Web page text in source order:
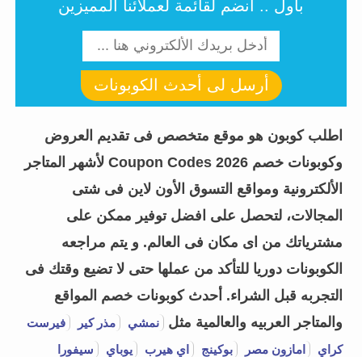
الموثوقة والمشهورة في مجال القهوة
والمنتجات الصحية. فهي تقدم منتجات ذات
جودة عالية تلبي توقعات العملاء. وباستخدام
قسيمة شراء Abu Auf
يمكنك الاستمتاع
بجودة المنتجات بأسعار أقل.
تجربة التسوق المريحة: بالطبع التسوق من
ابو عوف اون لاين ووصول المنتجات مباشرة
إلى باب منزلك، يوفر لك الوقت والجهد في
الذهاب إلى المتجر.
العروض المحدودة: كوبون ابو عوف
الاستفادة من العروض التي قد تكون متاحة
لفترة محدودة فقط. فباستخدام القسيمة،
يمكنك الاستفادة من الخصومات والتخفيضات
قبل انتهاء مدة صلاحية العرض.
في النهاية، يعد استخدامقسائم شراء ابو عوف
فرصة مثالية للحصول على منتجات ابو عوف
المميزة بأسعار مخفضة. تأكد من الاطلاع على
باول .. أنضم لقائمة لعملائنا المميزين
أرسل لى أحدث الكوبونات
اطلب كوبون هو موقع متخصص فى تقديم العروض
وكوبونات خصم Coupon Codes 2026 لأشهر المتاجر
الألكترونية ومواقع التسوق الأون لاين فى شتى
المجالات، لتحصل على افضل توفير ممكن على
مشترياتك من اى مكان فى العالم. و يتم مراجعه
الكوبونات دوريا للتأكد من عملها حتى لا تضيع وقتك فى
التجربه قبل الشراء. أحدث كوبونات خصم المواقع
والمتاجر العربيه والعالمية مثل
نمشي مذر كير
فيرست
كراي
امازون مصر بوكينج اي هيرب يوباي
سيفورا